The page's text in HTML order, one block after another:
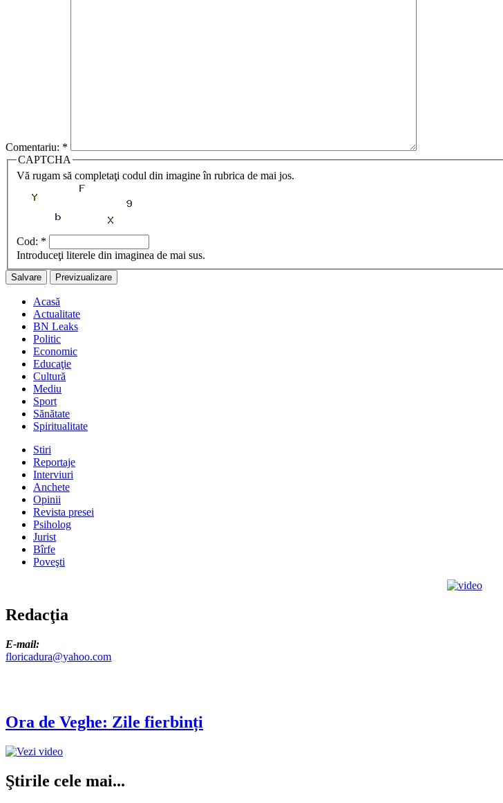
Comentariu: *
CAPTCHA
Vă rugam să completaţi codul din imagine în rubrica de mai jos.
Cod: *
Introduceţi literele din imaginea de mai sus.
Acasă
Actualitate
BN Leaks
Politic
Economic
Educaţie
Cultură
Mediu
Sport
Sănătate
Spiritualitate
Stiri
Reportaje
Interviuri
Anchete
Opinii
Revista presei
Psiholog
Jurist
Bîrfe
Poveşti
Redacţia
E-mail:
floricadura@yahoo.com
Ora de Veghe: Zile fierbinți
Ştirile cele mai...